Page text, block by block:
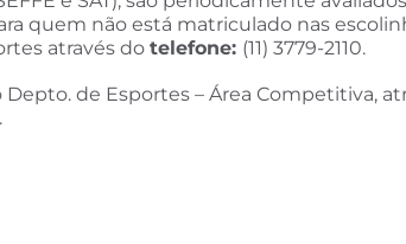
quem não está matriculado nas
através do telefone: (11) 3779-2110.
de Esportes – Área Competitiva,